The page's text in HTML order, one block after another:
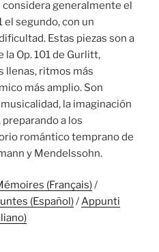
considera generalmente el
el segundo, con un
Estas piezas son a
Op. 101 de Gurlitt,
llenas, ritmos más
más amplio. Son
la imaginación
a los
romántico temprano de
y Mendelssohn.
(Français)/
(Español)/Appunti